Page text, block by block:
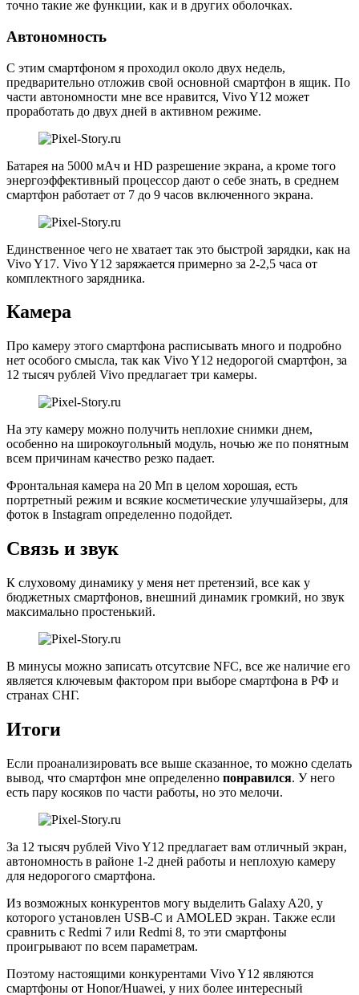
точно такие же функции, как и в других оболочках.
Автономность
С этим смартфоном я проходил около двух недель,
предварительно отложив свой основной смартфон в ящик. По
части автономности мне все нравится, Vivo Y12 может
проработать до двух дней в активном режиме.
Батарея на 5000 мАч и HD разрешение экрана, а кроме того
энергоэффективный процессор дают о себе знать, в среднем
смартфон работает от 7 до 9 часов включенного экрана.
Единственное чего не хватает так это быстрой зарядки, как на
Vivo Y17. Vivo Y12 заряжается примерно за 2-2,5 часа от
комплектного зарядника.
Камера
Про камеру этого смартфона расписывать много и подробно
нет особого смысла, так как Vivo Y12 недорогой смартфон, за
12 тысяч рублей Vivo предлагает три камеры.
На эту камеру можно получить неплохие снимки днем,
особенно на широкоугольный модуль, ночью же по понятным
всем причинам качество резко падает.
Фронтальная камера на 20 Мп в целом хорошая, есть
портретный режим и всякие косметические улучшайзеры, для
фоток в Instagram определенно подойдет.
Связь и звук
К слуховому динамику у меня нет претензий, все как у
бюджетных смартфонов, внешний динамик громкий, но звук
максимально простенький.
В минусы можно записать отсутсвие NFC, все же наличие его
является ключевым фактором при выборе смартфона в РФ и
странах СНГ.
Итоги
Если проанализировать все выше сказанное, то можно сделать
вывод, что смартфон мне определенно понравился. У него
есть пару косяков по части работы, но это мелочи.
За 12 тысяч рублей Vivo Y12 предлагает вам отличный экран,
автономность в районе 1-2 дней работы и неплохую камеру
для недорогого смартфона.
Из возможных конкурентов могу выделить Galaxy A20, у
которого установлен USB-C и AMOLED экран. Также если
сравнить с Redmi 7 или Redmi 8, то эти смартфоны
проигрывают по всем параметрам.
Поэтому настоящими конкурентами Vivo Y12 являются
смартфоны от Honor/Huawei, у них более интересный